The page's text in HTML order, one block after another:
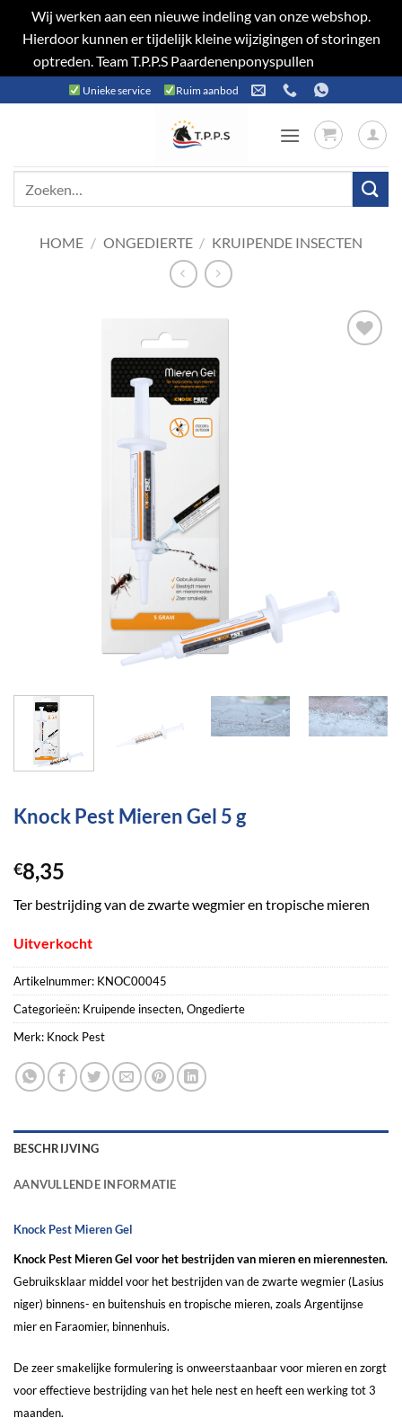
Wij werken aan een nieuwe indeling van onze webshop.
Hierdoor kunnen er tijdelijk kleine wijzigingen of storingen
optreden. Team T.P.P.S Paardenenponyspullen
naar
Unieke service Ruim aanbod
HOME / ONGEDIERTE / KRUIPENDE INSECTEN
Knock Pest Mieren Gel 5 g
€8,35
Ter bestrijding van de zwarte wegmier en tropische mieren
Uitverkocht
Artikelnummer: KNOC00045
Categorieën: Kruipende insecten, Ongedierte
Merk: Knock Pest
BESCHRIJVING
AANVULLENDE INFORMATIE
Knock Pest Mieren Gel
Knock Pest Mieren Gel voor het bestrijden van mieren en mierennesten.
Gebruiksklaar middel voor het bestrijden van de zwarte wegmier (Lasius
niger) binnens- en buitenshuis en tropische mieren, zoals Argentijnse
mier en Faraomier, binnenhuis.
De zeer smakelijke formulering is onweerstaanbaar voor mieren en zorgt
voor effectieve bestrijding van het hele nest en heeft een werking tot 3
maanden.